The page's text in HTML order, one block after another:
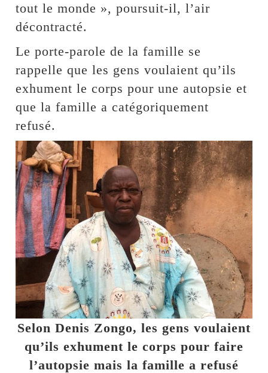
tout le monde », poursuit-il, l’air
décontracté.
Le porte-parole de la famille se
rappelle que les gens voulaient qu’ils
exhument le corps pour une autopsie et
que la famille a catégoriquement
refusé.
Selon Denis Zongo, les gens voulaient
qu’ils exhument le corps pour faire
l’autopsie mais la famille a refusé